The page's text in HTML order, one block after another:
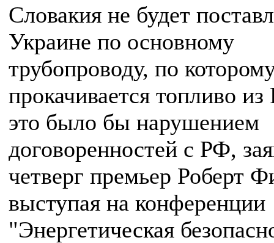
Словакия не будет
Украине по основному
трубопроводу, по
прокачивается топливо из
это было бы нарушением
договоренностей с РФ,
четверг премьер Роберт
выступая на конференции
"Энергетическая